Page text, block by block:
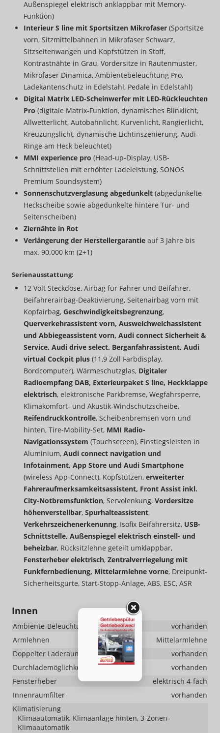
Außenspiegel elektrisch anklappbar mit Memory-
Funktion)
Interieur S line mit Sportsitzen Mikrofaser (Sportsitze
vorn, Sitzmittelbahnen in Mikrofaser Schwarz,
Sitzseitenwangen und Kopfstützen in Stoff,
Kontrastnähte in Grau, Vordersitze in Rautenmuster,
Mikrofaser Dinamica, Ambientebeleuchtung Pro,
Ladekantenschutz in Edelstahl, Pedale in Edelstahl)
Digital Matrix LED-Scheinwerfer mit LED-Rückleuchten
Pro (digitale Matrix-Funktion, dynamisches Blinklicht,
Allwetterlicht, Autobahnlicht, Kurvenlicht, Rangierlicht,
Kreuzungslicht, dynamische Lichtinszenierung, Audi-
Ringe am Heck beleuchtet)
MMI experience pro (Head-up-Display, USB-
Schnittstellen mit erhöhter Ladeleistung, SONOS
Premium Soundsystem)
Sonnenschutzverglasung abgedunkelt (abgedunkelte
Heckscheibe sowie abgedunkelte hintere Tür- und
Seitenscheiben)
Ziernähte in Rot
Verlängerung der Herstellergarantie auf 3 Jahre bis
max. 90.000 km (2+1)
Serienausstattung:
12 Volt Steckdose, Airbag für Fahrer und Beifahrer,
Beifahrerairbag-Deaktivierung, Seitenairbag vorn mit
Kopfairbag, Geschwindigkeitsbegrenzung,
Querverkehrassistent vorn, Ausweichweichassistent
und Abbiegeassistent vorn, Audi connect Sicherheit &
Service, Audi drive select, Berganfahrassistent, Audi
virtual Cockpit plus (11,9 Zoll Farbdisplay,
Bordcomputer), Wärmeschutzglas, Digitaler
Radioempfang DAB, Exterieurpaket S line, Heckklappe
elektrisch, elektronische Parkbremse, Wegfahrsperre,
Klimakomfort- und Akustik-Windschutzscheibe,
Reifendruckkontrolle, Scheibenbremsen vorn und
hinten, Tire-Mobility-Set, MMI Radio-
Navigationssystem (Touchscreen), Einstiegsleisten in
Aluminium, Audi connect navigation und
Infotainment, App Store und Audi Smartphone
(wireless App-Connect), Kopfstützen, erweiterter
Fahreraufmerksamkeitsassistent, Front Assist inkl.
City-Notbremsfunktion, Servolenkung, Vordersitze
höhenverstellbar, Spurhalteassistent,
Verkehrszeichenerkenunng, Isofix Beifahrersitz, USB-
Schnittstelle, Außenspiegel elektrisch einstell- und
beheizbar, Rücksitzlehne geteilt umklappbar,
Fensterheber elektrisch, Zentralverriegelung mit
Funkfernbedienung, Mittelarmlehne vorne, Dreipunkt-
Sicherheitsgurte, Start-Stopp-Anlage, ABS, ESC, ASR
Innen
Ambiente-Beleuchtung
vorhanden
Armlehnen
Mittelarmlehne
Doppelter Laderaumboden
vorhanden
Durchlademöglichkeit
vorhanden
Fensterheber
elektrisch 4-fach
Innenraumfilter
vorhanden
Klimatisierung
Klimaautomatik, Klimaanlage hinten, 3-Zonen-
Klimaautomatik